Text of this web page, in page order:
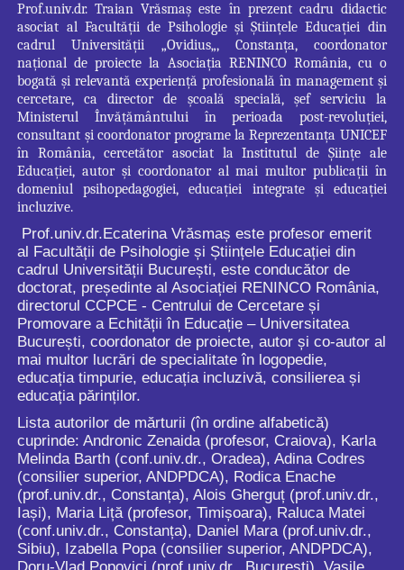
Prof.univ.dr. Traian Vrăsmaș este în prezent cadru didactic
asociat al Facultății de Psihologie și Științele Educației din
cadrul Universității „Ovidius„, Constanța, coordonator
național de proiecte la Asociația RENINCO România, cu o
bogată și relevantă experiență profesională în management și
cercetare, ca director de școală specială, șef serviciu la
Ministerul Învățământului în perioada post-revoluției,
consultant și coordonator programe la Reprezentanța UNICEF
în România, cercetător asociat la Institutul de Șiințe ale
Educației, autor și coordonator al mai multor publicații în
domeniul psihopedagogiei, educației integrate și educației
incluzive.
Prof.univ.dr.Ecaterina Vrăsmaș este profesor emerit
al Facultății de Psihologie și Științele Educației din
cadrul Universității București, este conducător de
doctorat, președinte al Asociației RENINCO România,
directorul CCPCE - Centrului de Cercetare și
Promovare a Echității în Educație – Universitatea
București, coordonator de proiecte, autor și co-autor al
mai multor lucrări de specialitate în logopedie,
educația timpurie, educația incluzivă, consilierea și
educația părinților.
Lista autorilor de mărturii (în ordine alfabetică)
cuprinde: Andronic Zenaida (profesor, Craiova), Karla
Melinda Barth (conf.univ.dr., Oradea), Adina Codres
(consilier superior, ANDPDCA), Rodica Enache
(prof.univ.dr., Constanța), Alois Gherguț (prof.univ.dr.,
Iași), Maria Liță (profesor, Timișoara), Raluca Matei
(conf.univ.dr., Constanța), Daniel Mara (prof.univ.dr.,
Sibiu), Izabella Popa (consilier superior, ANDPDCA),